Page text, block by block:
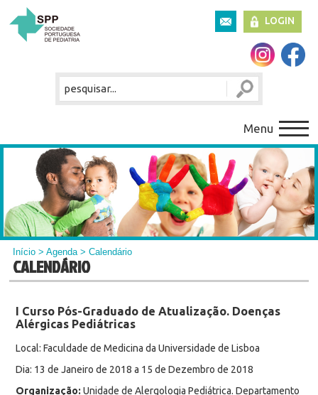
LOGIN
Menu
Início >Agenda> Calendário
CALENDÁRIO
I Curso Pós-Graduado de Atualização. Doenças
Alérgicas Pediátricas
Local: Faculdade de Medicina da Universidade de Lisboa
Dia: 13 de Janeiro de 2018 a 15 de Dezembro de 2018
Organização: Unidade de Alergologia Pediátrica. Departamento